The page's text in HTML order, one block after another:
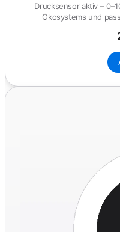
Drucksensor aktiv –
Ökosystems und